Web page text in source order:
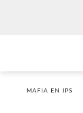
MAFIA EN IPS